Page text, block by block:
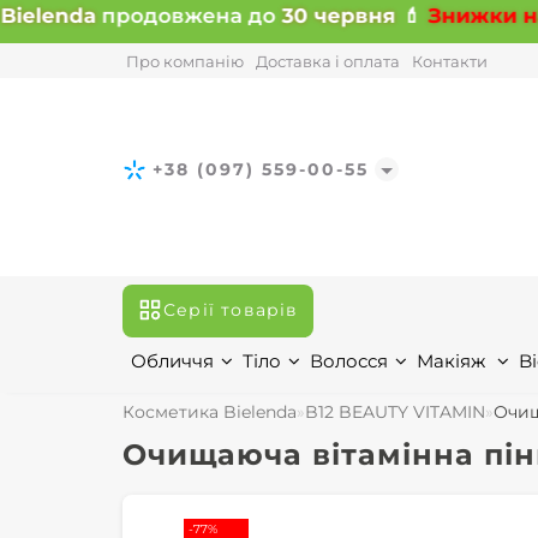
продовжена до30 червня💄 Знижки на
Про компанію Доставка і оплата Контакти
+38 (097) 559-00-55
Серії товарів
Обличчя Тіло Волосся Макіяж
Косметика Bielenda B12 BEAUTY VITAMIN
Очищаюча вітамінна
-77%